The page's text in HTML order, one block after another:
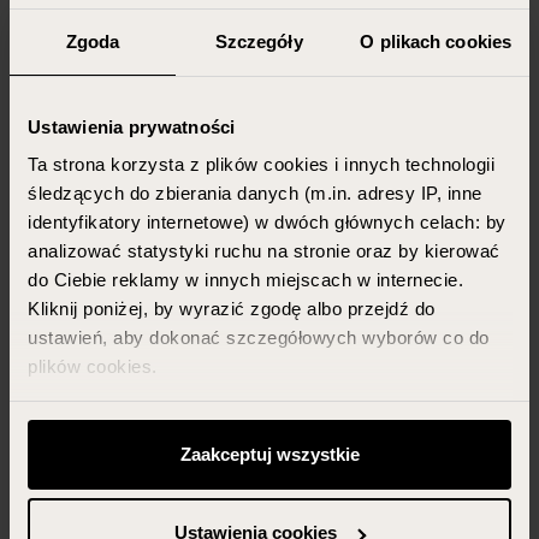
Zgoda Szczegóły O plikach cookies
Ustawienia prywatności
Ta strona korzysta z plików cookies i innych technologii
śledzących do zbierania danych (m.in. adresy IP, inne
identyfikatory internetowe) w dwóch głównych celach: by
analizować statystyki ruchu na stronie oraz by kierować
do Ciebie reklamy w innych miejscach w internecie.
Kliknij poniżej, by wyrazić zgodę albo przejdź do
ustawień, aby dokonać szczegółowych wyborów co do
plików cookies.
Możesz zawsze zarządzać swoimi zgodami (w tym
odwołać te, których udzieliłeś wcześniej) klikając w
przycisk „Ustawienia cookies” widoczny na samym dole
Zaakceptuj wszystkie
Ustawienia cookies